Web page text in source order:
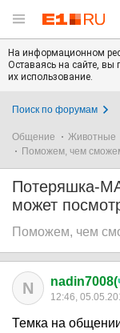
На информационном
Оставаясь на сайте, вы
их использование.
Поиск по форумам
Общение Животные
Поможем, чем
Потеряшка-
может
Поможем, чем
N nadin7008(
12:46,
Темка на